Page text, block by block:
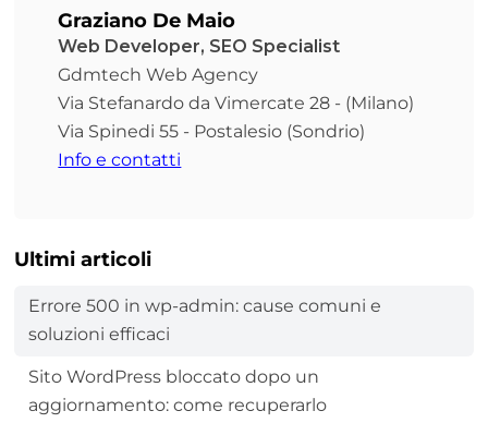
Graziano De Maio
Web Developer, SEO Specialist
Gdmtech Web Agency
Via Stefanardo da Vimercate 28 - (Milano)
Via Spinedi 55 - Postalesio (Sondrio)
Info e contatti
Ultimi articoli
Errore 500 in wp-admin: cause comuni e
soluzioni efficaci
Sito WordPress bloccato dopo un
aggiornamento: come recuperarlo